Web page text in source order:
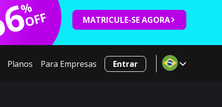
%
OFF MATRICULE-SE AGORA
Planos Para Empresas Entrar